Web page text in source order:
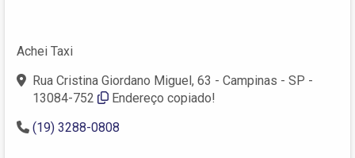
Achei Taxi
Rua Cristina Giordano Miguel, 63 - Campinas - SP -
13084-752
Endereço copiado!
(19) 3288-0808